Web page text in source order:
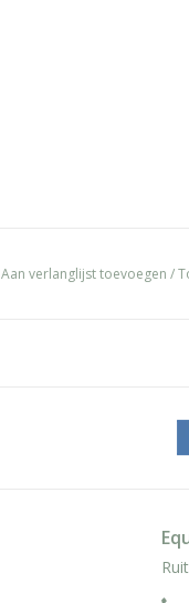
Aan verlanglijst toevoegen /